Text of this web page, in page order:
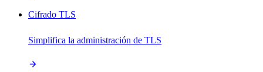
Cifrado TLS
Simplifica la administración de TLS